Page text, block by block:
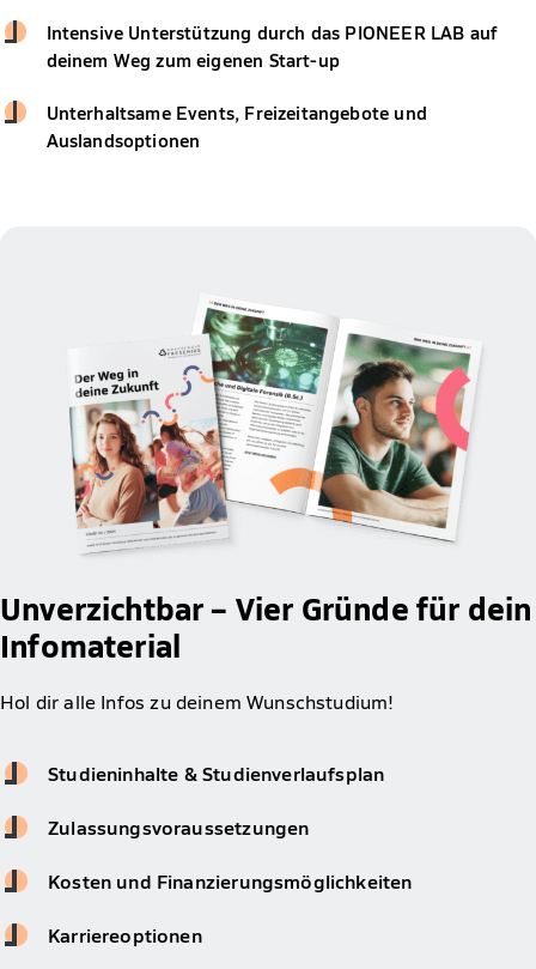
Intensive Unterstützung durch das PIONEER LAB auf
deinem Weg zum eigenen Start-up
Unterhaltsame Events, Freizeitangebote und
Auslandsoptionen
Unverzichtbar – Vier Gründe für dein
Infomaterial
Hol dir alle Infos zu deinem Wunschstudium!
Studieninhalte & Studienverlaufsplan
Zulassungsvoraussetzungen
Kosten und Finanzierungsmöglichkeiten
Karriereoptionen